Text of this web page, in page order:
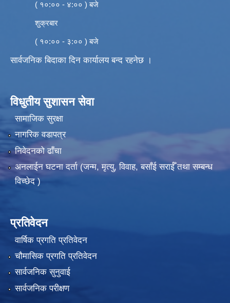
( १०:०० - ४:०० ) बजे
शुक्रबार
( १०:०० - ३:०० ) बजे
सार्वजनिक बिदाका दिन कार्यालय बन्द रहनेछ ।
विधुतीय सुशासन सेवा
सामाजिक सुरक्षा
नागरिक वडापत्र
निवेदनको ढाँचा
अनलाईन घटना दर्ता (जन्म, मृत्यु, विवाह, बसाँई सराईँ तथा सम्बन्ध
विच्छेद )
प्रतिवेदन
वार्षिक प्रगति प्रतिवेदन
चौमासिक प्रगति प्रतिवेदन
सार्वजनिक सुनुवाई
सार्वजनिक परीक्षण